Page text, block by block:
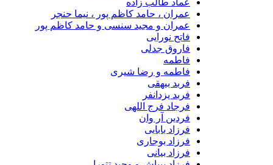
عماد طالب زاده
عمران ، حامد کاظم پور ، نیما حنجر
عمران و مجید سنسی و حامد کاظم پور
فاتح نورایی
فاروق جدلی
فاطمه
فاطمه و رضا شیری
فربد بیهقی
فربد یزدانفر
فرجاد فرج اللهی
فردین آر وان
فرزاد بابایی
فرزاد بوجاری
فرزاد بیانی